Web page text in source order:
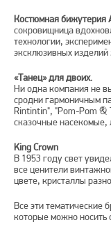
Костюмная бижутерия
сокровищница
технологии,
эксклюзивных изделий
«Танец» для двоих.
Ни одна компания не
сродни гармоничным
Rintintin", "Pom-Pom &
сказочные насекомые,
King Crown
В 1953 году свет
все ценители
цвете, кристаллы
Все эти тематические
которые можно носить